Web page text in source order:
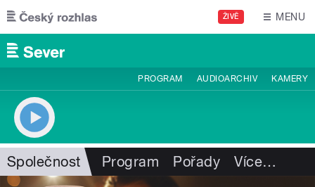
Přejít k hlavnímu obsahu
ŽIVĚ MENU
PROGRAM AUDIOARCHIV KAMERY
Společnost Program Pořady Více…